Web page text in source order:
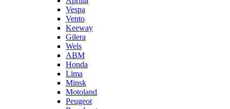
Vespa
Vento
Keeway
Gilera
Wels
ABM
Honda
Lima
Minsk
Motoland
Peugeot